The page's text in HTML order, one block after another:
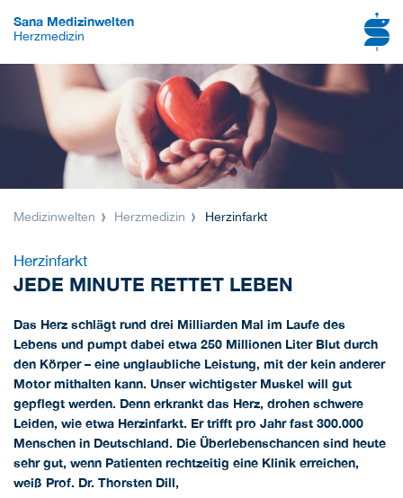
Sana Medizinwelten
Herzmedizin
Medizinwelten Herzmedizin Herzinfarkt
Herzinfarkt
JEDE MINUTE RETTET LEBEN
Das Herz schlägt rund drei Milliarden Mal im Laufe des
Lebens und pumpt dabei etwa 250 Millionen Liter Blut durch
den Körper – eine unglaubliche Leistung, mit der kein anderer
Motor mithalten kann. Unser wichtigster Muskel will gut
gepflegt werden. Denn erkrankt das Herz, drohen schwere
Leiden, wie etwa Herzinfarkt. Er trifft pro Jahr fast 300.000
Menschen in Deutschland. Die Überlebenschancen sind heute
sehr gut, wenn Patienten rechtzeitig eine Klinik erreichen,
weiß Prof. Dr. Thorsten Dill,